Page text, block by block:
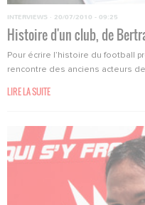
INTERVIEWS · 20/07/2010 - 09:25
Histoire d'un club, de
Pour écrire l’histoire du football
rencontre des anciens acteurs
LIRE LA SUITE